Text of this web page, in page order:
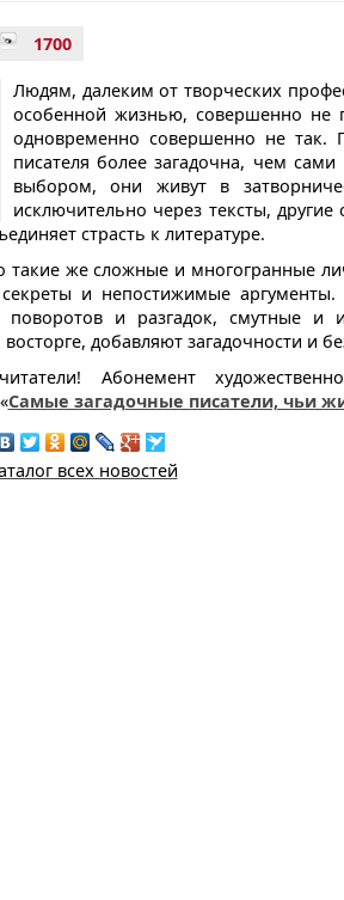
1700
Людям, далеким от творческих
особенной жизнью, совершенно не
одновременно совершенно не так.
писателя более загадочна, чем
выбором, они живут в
исключительно через тексты,
страсть к литературе.
такие же сложные и многогранные
и непостижимые
поворотов и разгадок, смутные и
добавляют загадочности и
Абонемент
Самые загадочные писатели, чьи
всех новостей